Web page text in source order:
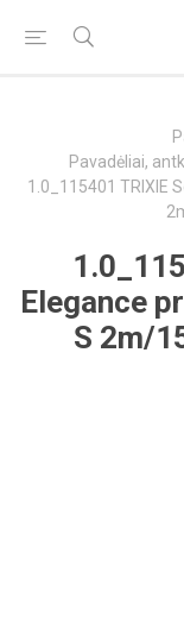
Pavadėliai,
1.0_115401 TRIXIE
Elegance
S 2m/